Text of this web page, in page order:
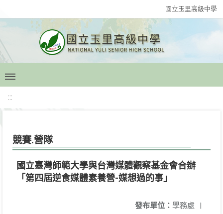
國立玉里高級中學
:::
競賽.營隊
國立臺灣師範大學與台灣媒體觀察基金會合辦
「第四屆逆食媒體素養營-媒想過的事」
發布單位： 學務處 |